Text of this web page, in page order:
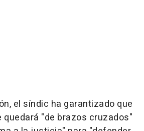
el síndic ha garantizado que
quedará "de brazos cruzados"